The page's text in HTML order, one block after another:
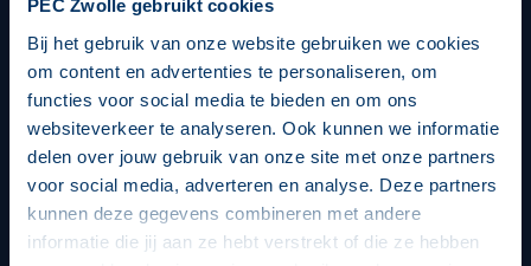
PEC Zwolle gebruikt cookies
Bij het gebruik van onze website gebruiken we cookies
om content en advertenties te personaliseren, om
functies voor social media te bieden en om ons
websiteverkeer te analyseren. Ook kunnen we informatie
delen over jouw gebruik van onze site met onze partners
voor social media, adverteren en analyse. Deze partners
kunnen deze gegevens combineren met andere
informatie die jij aan ze hebt verstrekt of die ze hebben